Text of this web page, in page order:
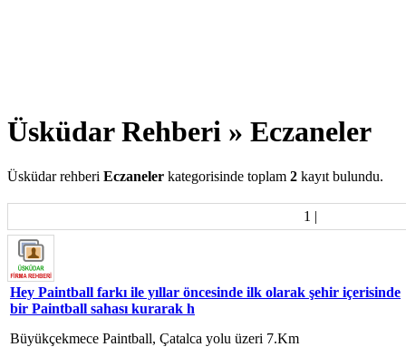
Üsküdar Rehberi » Eczaneler
Üsküdar rehberi Eczaneler kategorisinde toplam 2 kayıt bulundu.
1 |
Hey Paintball farkı ile yıllar öncesinde ilk olarak şehir içerisinde
bir Paintball sahası kurarak h
Büyükçekmece Paintball, Çatalca yolu üzeri 7.Km